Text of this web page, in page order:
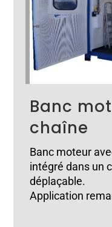
Banc
chaîne
Banc moteur
intégré dans un
déplaçable.
Application